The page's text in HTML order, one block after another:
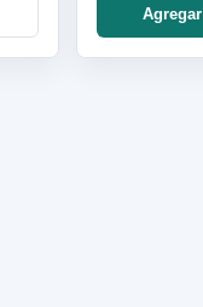
Agregar